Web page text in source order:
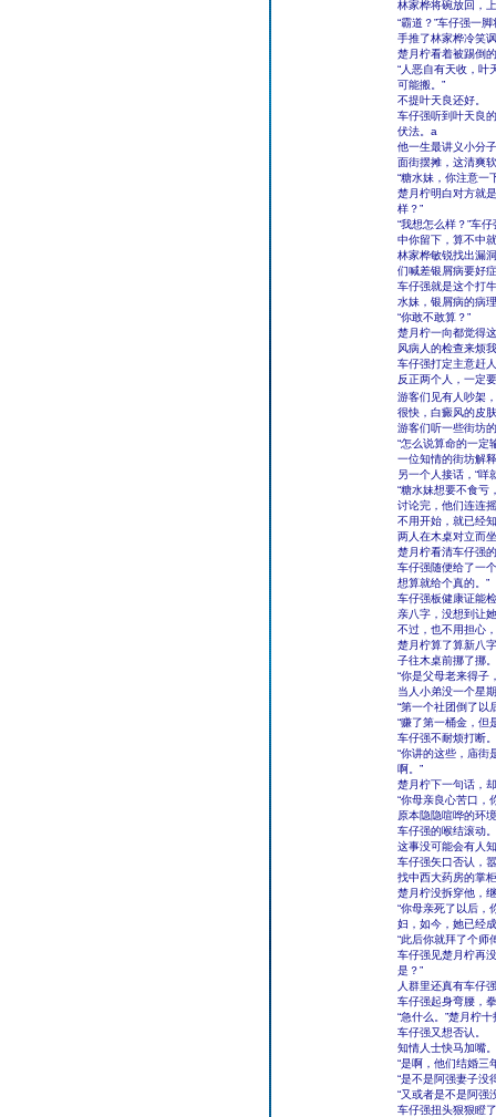
林家桦将碗放回，
“霸道？”车仔强一
手推了林家桦冷笑
楚月柠看着被踢倒
“人恶自有天收，叶
可能搬。”
不提叶天良还好。
车仔强听到叶天良
伏法。a
他一生最讲义小分
面街摆摊，这清爽
“糖水妹，你注意一
楚月柠明白对方就
样？”
“我想怎么样？”车
中你留下，算不中
林家桦敏锐找出漏
们喊差银屑病要好
车仔强就是这个打
水妹，银屑病的病
“你敢不敢算？”
楚月柠一向都觉得
风病人的检查来烦
车仔强打定主意赶
反正两个人，一定
游客们见有人吵架
很快，白癜风的皮
游客们听一些街坊
“怎么说算命的一定
一位知情的街坊解
另一个人接话，“咩
“糖水妹想要不食亏
讨论完，他们连连
不用开始，就已经
两人在木桌对立而
楚月柠看清车仔强
车仔强随便给了一
想算就给个真的。”
车仔强板健康证能
亲八字，没想到让
不过，也不用担心
楚月柠算了算新八
子往木桌前挪了挪。
“你是父母老来得子
当人小弟没一个星
“第一个社团倒了以
“赚了第一桶金，但
车仔强不耐烦打断。
“你讲的这些，庙街
啊。”
楚月柠下一句话，
“你母亲良心苦口，
原本隐隐喧哗的环
车仔强的喉结滚动。
这事没可能会有人
车仔强矢口否认，
找中西大药房的掌
楚月柠没拆穿他，
“你母亲死了以后，
妇，如今，她已经
“此后你就拜了个师
车仔强见楚月柠再
是？”
人群里还真有车仔
车仔强起身弯腰，
“急什么。”楚月柠
车仔强又想否认。
知情人士快马加嘴。
“是啊，他们结婚三
“是不是阿强妻子没
“又或者是不是阿强
车仔强扭头狠狠瞪